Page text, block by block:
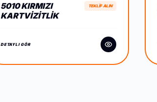
5010 KIRMIZI
KARTVIZITLIK
TEKLİF ALIN
DETAYLI GÖR